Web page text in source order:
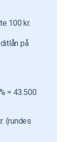
100 kr.
på
= 43.500
(rundes